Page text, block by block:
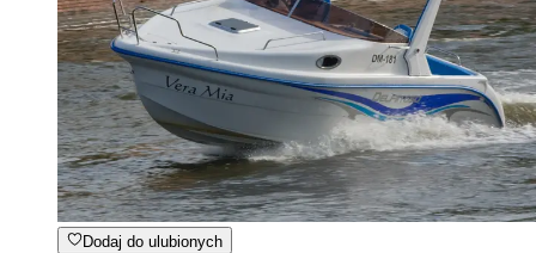
Dodaj do ulubionych